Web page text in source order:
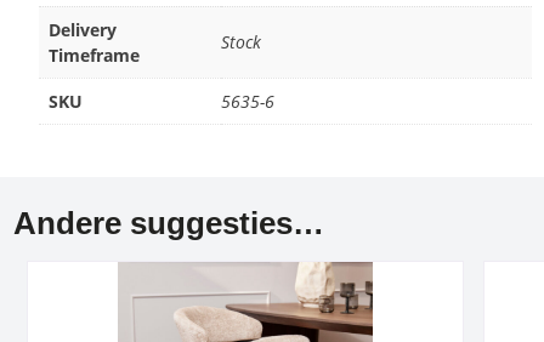
Delivery
Timeframe
Stock
SKU 5635-6
Andere suggesties…